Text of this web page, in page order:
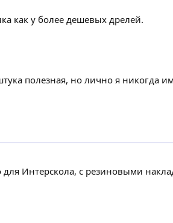
как у более дешевых дрелей.
полезная, но лично я никогда
Интерскола, с резиновыми